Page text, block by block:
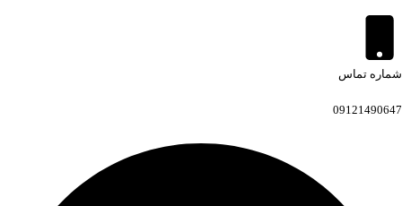
شماره تماس
09121490647